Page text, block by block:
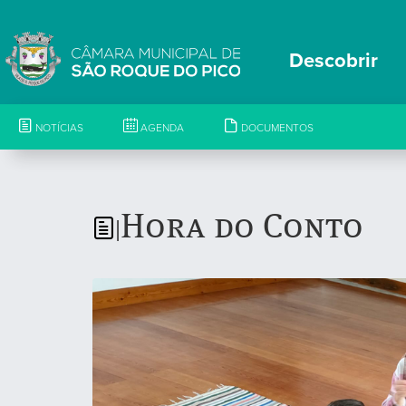
Descobrir
NOTÍCIAS AGENDA DOCUMENTOS
Hora do Conto